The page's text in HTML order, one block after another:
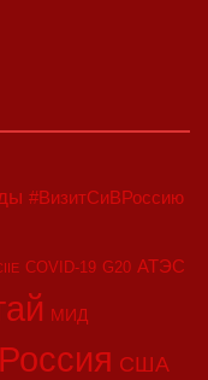
#ВизитСиВРоссию
COVID-19 G20 АТЭС
МИД
Россия США